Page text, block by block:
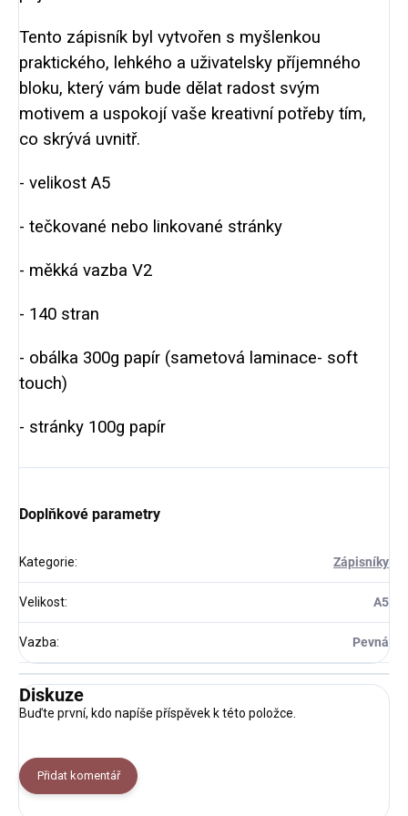
Tento zápisník byl vytvořen s myšlenkou
praktického, lehkého a uživatelsky příjemného
bloku, který vám bude dělat radost svým
motivem a uspokojí vaše kreativní potřeby tím,
co skrývá uvnitř.
- velikost A5
- tečkované nebo linkované stránky
- měkká vazba V2
- 140 stran
- obálka 300g papír (sametová laminace- soft
touch)
- stránky 100g papír
Doplňkové parametry
Kategorie: Zápisníky
Velikost: A5
Vazba: Pevná
Diskuze
Buďte první, kdo napíše příspěvek k této položce.
Přidat komentář